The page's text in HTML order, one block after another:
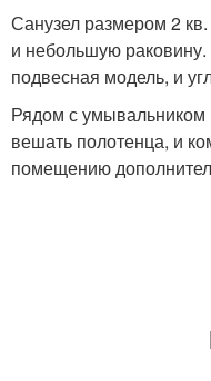
Санузел размером 2
и небольшую
подвесная модель, и
Рядом с умывальником
вешать полотенца, и
помещению